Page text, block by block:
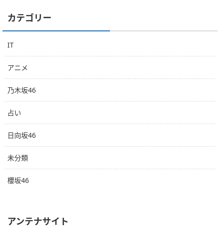
カテゴリー
IT
アニメ
乃木坂46
占い
日向坂46
未分類
櫻坂46
アンテナサイト